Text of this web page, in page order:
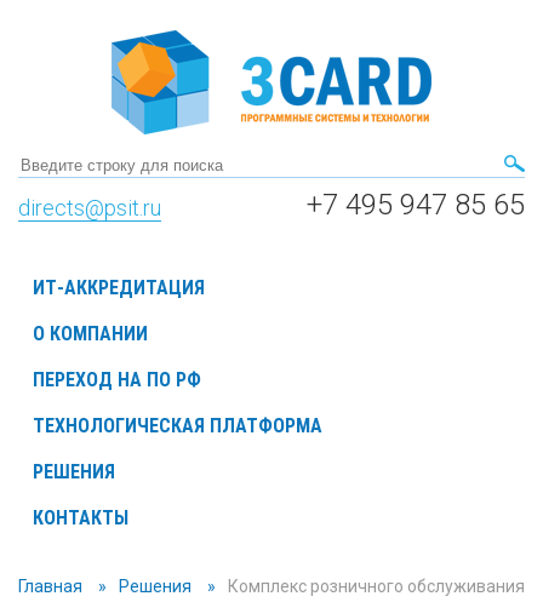
directs@psit.ru +7 495 947 85 65
ИТ-АККРЕДИТАЦИЯ
О КОМПАНИИ
ПЕРЕХОД НА ПО РФ
ТЕХНОЛОГИЧЕСКАЯ ПЛАТФОРМА
РЕШЕНИЯ
КОНТАКТЫ
Главная Решения
Комплекс розничного обслуживания